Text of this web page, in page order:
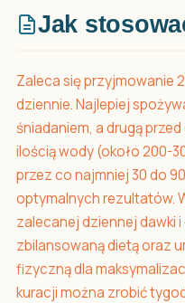
Jak
Zaleca się przyjmowanie
dziennie. Najlepiej
śniadaniem, a drugą
ilością wody (około 200-
przez co najmniej 30 do
optymalnych rezultatów.
zalecanej dziennej dawki
zbilansowaną dietą oraz
fizyczną dla
kuracji można zrobić